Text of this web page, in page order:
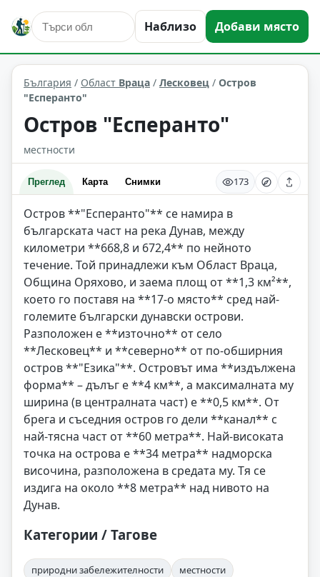
Наблизо Добави място
природни забележителности Лесковец Област: Враца
България / Област Враца / Лесковец / Остров
"Есперанто"
Остров "Есперанто"
местности
Преглед Карта Снимки 173
Остров **"Есперанто"** се намира в
българската част на река Дунав, между
километри **668,8 и 672,4** по нейното
течение. Той принадлежи към Област Враца,
Община Оряхово, и заема площ от **1,3 км²**,
което го поставя на **17-о място** сред най-
големите български дунавски острови.
Разположен е **източно** от село
**Лесковец** и **северно** от по-обширния
остров **"Езика"**. Островът има **издължена
форма** – дълъг е **4 км**, а максималната му
ширина (в централната част) е **0,5 км**. От
брега и съседния остров го дели **канал** с
най-тясна част от **60 метра**. Най-високата
точка на острова е **34 метра** надморска
височина, разположена в средата му. Тя се
издига на около **8 метра** над нивото на
Дунав.
Категории / Тагове
природни забележителности местности